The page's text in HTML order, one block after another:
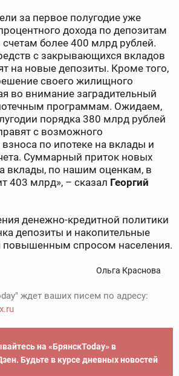
за первое полугодие уже
дохода по депозитам
более 400 млрд рублей.
с закрывающихся вкладов
на новые депозиты. Кроме того,
своего жилищного
во внимание заградительный
программам. Ожидаем,
порядка 380 млрд рублей
с возможного
по ипотеке на вклады и
Суммарный приток новых
вклады, по нашим оценкам, в
403 млрд», – сказал Георгий
денежно-кредитной политики
депозиты и накопительные
повышенным спросом населения.
Ольга Краснова
ждет ваших писем по адресу:
на «БрянскToday» в
Будьте в курсе дневных новостей